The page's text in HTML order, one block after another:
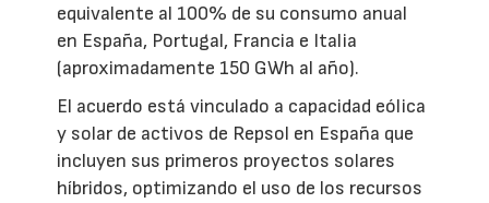
equivalente al 100% de su consumo anual
en España, Portugal, Francia e Italia
(aproximadamente 150 GWh al año).
El acuerdo está vinculado a capacidad eólica
y solar de activos de Repsol en España que
incluyen sus primeros proyectos solares
híbridos, optimizando el uso de los recursos